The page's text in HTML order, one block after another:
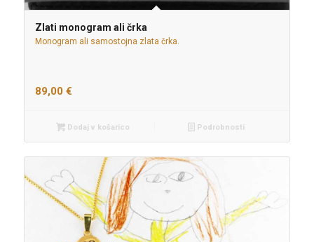
Zlati monogram ali črka
Monogram ali samostojna zlata črka.
89,00 €
Dodaj v košarico Podrobnosti